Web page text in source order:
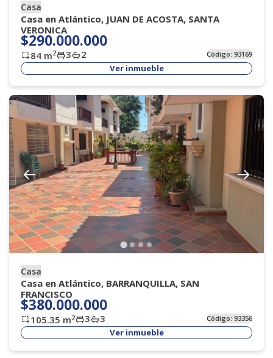
Casa
Casa en Atlántico, JUAN DE ACOSTA, SANTA
VERONICA
$290.000.000
84m2 3 2 Código:93169
Ver inmueble
Casa
Casa en Atlántico, BARRANQUILLA, SAN
FRANCISCO
$380.000.000
105.35 m2 3 3 Código:93356
Ver inmueble